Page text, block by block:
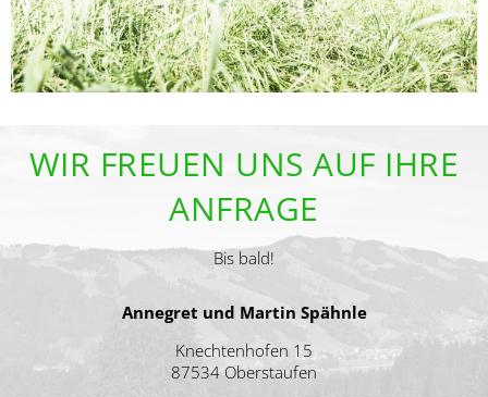
WIR FREUEN UNS AUF IHRE
ANFRAGE
Bis bald!
Annegret und Martin Spähnle
Knechtenhofen 15
87534 Oberstaufen